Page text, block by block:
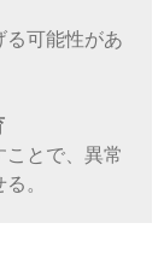
る可能性があ
ことで、異常
。